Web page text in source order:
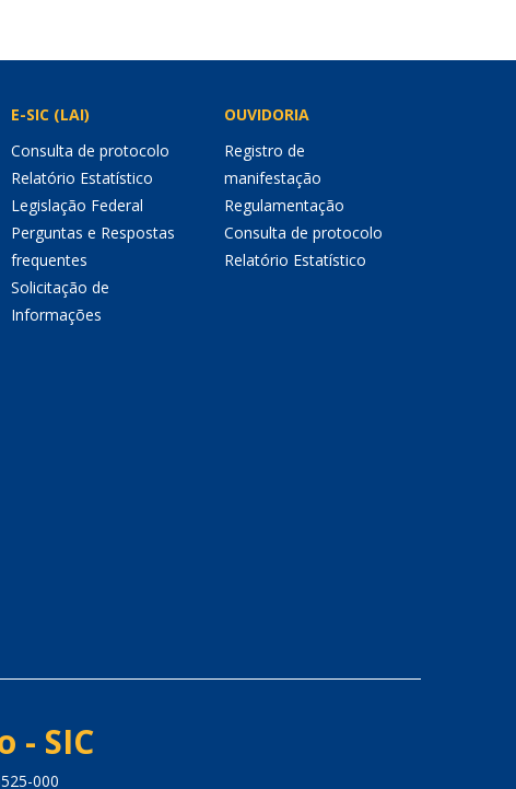
E-SIC (LAI)
Consulta de protocolo
Relatório Estatístico
Legislação Federal
Perguntas e Respostas
frequentes
Solicitação de
Informações
OUVIDORIA
Registro de
manifestação
Regulamentação
Consulta de protocolo
Relatório Estatístico
- SIC
000